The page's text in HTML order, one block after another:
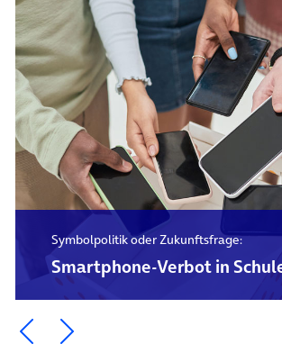
Symbolpolitik oder Zukunftsfrage:
Smartphone-Verbot in
Ein Element zurück blättern
Ein Element weiter blättern